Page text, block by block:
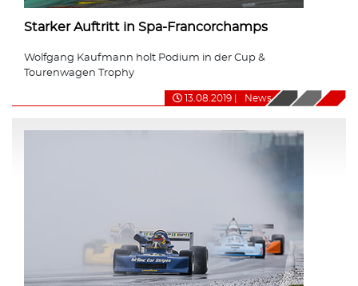
Starker Auftritt in Spa-Francorchamps
Wolfgang Kaufmann holt Podium in der Cup &
Tourenwagen Trophy
13.08.2019 News